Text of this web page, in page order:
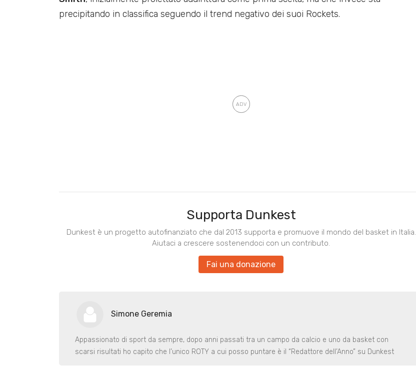
precipitando in classifica seguendo il trend negativo dei suoi Rockets.
Supporta Dunkest
Dunkest è un progetto autofinanziato che dal 2013 supporta e promuove il mondo del basket in Italia.
Aiutaci a crescere sostenendoci con un contributo.
Fai una donazione
Simone Geremia
Appassionato di sport da sempre, dopo anni passati tra un campo da calcio e uno da basket con
scarsi risultati ho capito che l’unico ROTY a cui posso puntare è il “Redattore dell’Anno” su Dunkest